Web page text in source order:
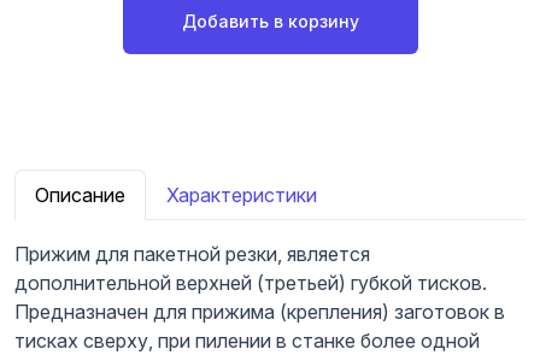
Добавить в корзину
Описание Характеристики
Прижим для пакетной резки, является
дополнительной верхней (третьей) губкой тисков.
Предназначен для прижима (крепления) заготовок в
тисках сверху, при пилении в станке более одной